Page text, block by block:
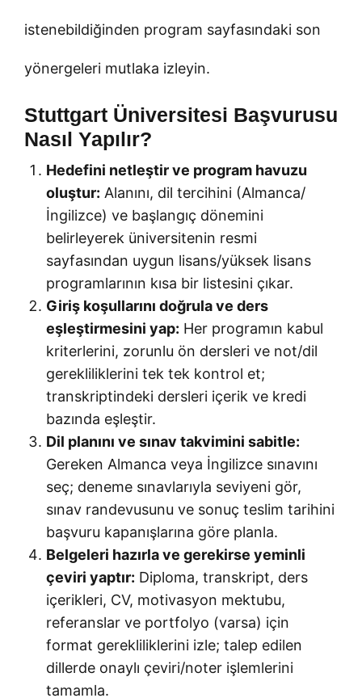
istenebildiğinden program sayfasındaki son
yönergeleri mutlaka izleyin.
Stuttgart Üniversitesi Başvurusu
Nasıl Yapılır?
Hedefini netleştir ve program havuzu
oluştur: Alanını, dil tercihini (Almanca/
İngilizce) ve başlangıç dönemini
belirleyerek üniversitenin resmi
sayfasından uygun lisans/yüksek lisans
programlarının kısa bir listesini çıkar.
Giriş koşullarını doğrula ve ders
eşleştirmesini yap: Her programın kabul
kriterlerini, zorunlu ön dersleri ve not/dil
gerekliliklerini tek tek kontrol et;
transkriptindeki dersleri içerik ve kredi
bazında eşleştir.
Dil planını ve sınav takvimini sabitle:
Gereken Almanca veya İngilizce sınavını
seç; deneme sınavlarıyla seviyeni gör,
sınav randevusunu ve sonuç teslim tarihini
başvuru kapanışlarına göre planla.
Belgeleri hazırla ve gerekirse yeminli
çeviri yaptır: Diploma, transkript, ders
içerikleri, CV, motivasyon mektubu,
referanslar ve portfolyo (varsa) için
format gerekliliklerini izle; talep edilen
dillerde onaylı çeviri/noter işlemlerini
tamamla.